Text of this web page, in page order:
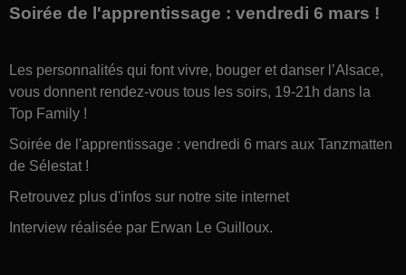
Soirée de l'apprentissage : vendredi 6 mars !
Les personnalités qui font vivre, bouger et danser l’Alsace,
vous donnent rendez-vous tous les soirs, 19-21h dans la
Top Family !
Soirée de l'apprentissage : vendredi 6 mars aux Tanzmatten
de Sélestat !
Retrouvez plus d'infos sur notre site internet
Interview réalisée par Erwan Le Guilloux.